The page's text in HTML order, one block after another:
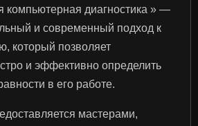
компьютерная диагностика » —
и современный подход к
который позволяет
и эффективно определить
в его работе.
мастерами,